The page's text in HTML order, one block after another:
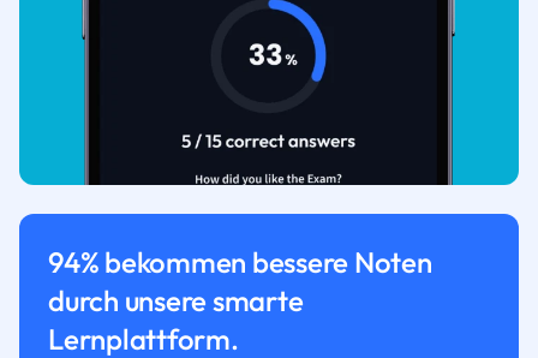
94% bekommen bessere Noten
durch unsere smarte
Lernplattform.